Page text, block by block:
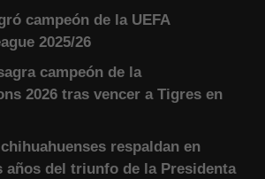
campeón de la UEFA
2025/26
campeón de la
2026 tras vencer a Tigres en
respaldan en
años del triunfo de la Presidenta